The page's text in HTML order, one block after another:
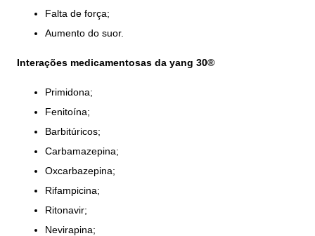
Falta de força;
Aumento do suor.
Interações medicamentosas da yang 30®
Primidona;
Fenitoína;
Barbitúricos;
Carbamazepina;
Oxcarbazepina;
Rifampicina;
Ritonavir;
Nevirapina;